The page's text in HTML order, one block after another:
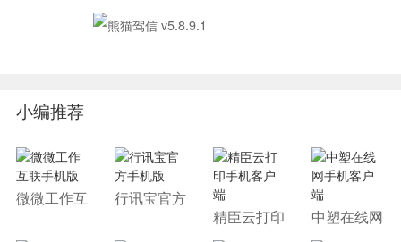
小编推荐
微微工作互
联手机版
行讯宝官方
手机版 精臣云打印
手机客户端
中塑在线网
手机客户端